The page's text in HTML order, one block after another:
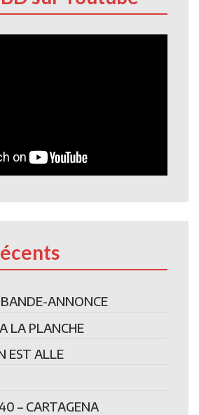
ANNONCE
LA PLANCHE
EST ALLE
– CARTAGENA